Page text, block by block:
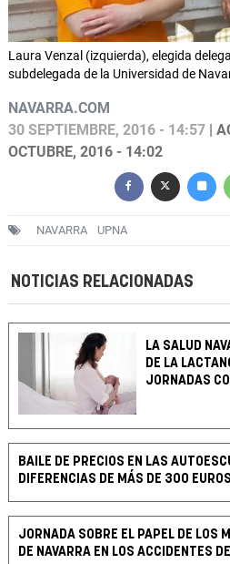
Laura Venzal (izquierda), elegida
subdelegada de la Universidad de
NAVARRA.COM
30 SEPTIEMBRE, 2016 - 14:57 |
OCTUBRE, 2016 - 14:02
NAVARRA UPNA
NOTICIAS RELACIONADAS
LA SALUD
DE LA
JORNADAS
BAILE DE PRECIOS EN LAS
DIFERENCIAS DE MÁS DE 300
JORNADA SOBRE EL PAPEL DE LOS
DE NAVARRA EN LOS ACCIDENTES